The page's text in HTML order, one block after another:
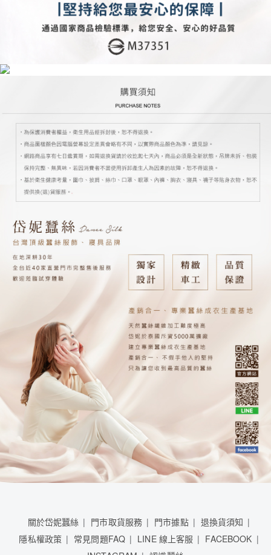
關於岱妮蠶絲 門市取貨服務 門市據點
退換貨須知
隱私權政策
常見問題FAQ LINE 線上客服
FACEBOOK